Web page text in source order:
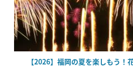
【2026】福岡の夏を楽しもう！